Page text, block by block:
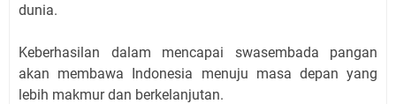
dunia.
Keberhasilan dalam mencapai swasembada pangan
akan membawa Indonesia menuju masa depan yang
lebih makmur dan berkelanjutan.